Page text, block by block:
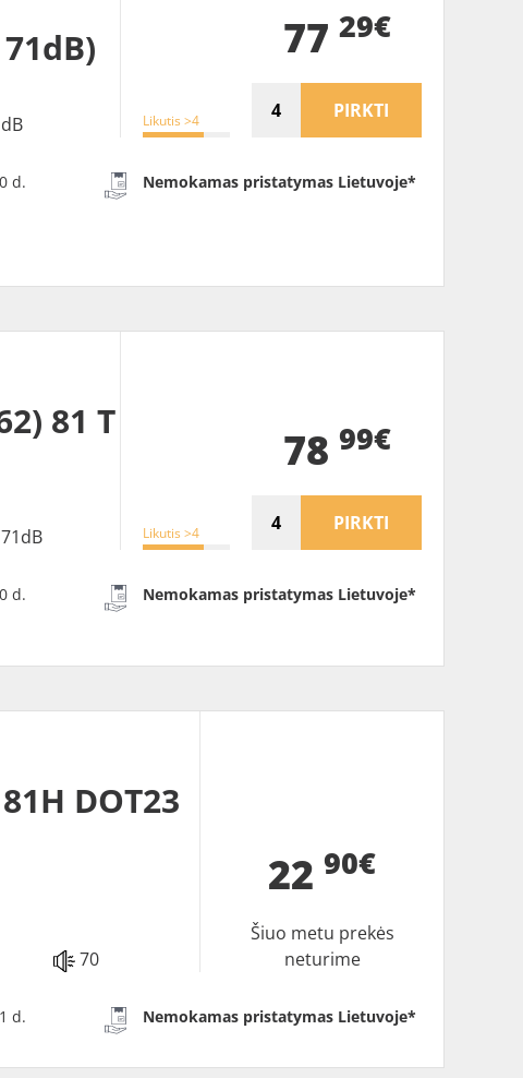
Likutis >4
77 29€
PIRKTI
d. Nemokamas pristatymas Lietuvoje*
81 T
71dB Likutis >4
78 99€
PIRKTI
d. Nemokamas pristatymas Lietuvoje*
DOT23
70
2290€
Šiuo metu prekės
neturime
d. Nemokamas pristatymas Lietuvoje*